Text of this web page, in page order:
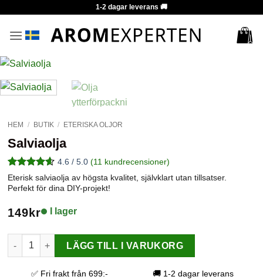
content
1-2 dagar leverans 🚚
HEM / BUTIK / ETERISKA OLJOR
Salviaolja
Betygsatt
4.55 av 5
baserat på
11
4.6 / 5.0(11 kundrecensioner)
Eterisk salviaolja av högsta kvalitet, självklart utan tillsatser.
Perfekt för dina DIY-projekt!
149 kr I lager
Salviaolja mängd
LÄGG TILL I VARUKORG
✅ Fri frakt från 699:- 🚚 1-2 dagar leverans